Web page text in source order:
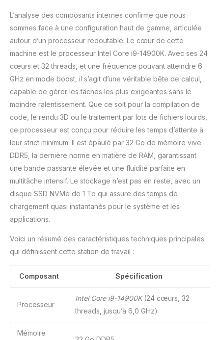
aussi bien pour le bureau
que pour un usage
domestique. Dans nos
systèmes, nous utilisons
composants de qualité
supérieure de fabricants
renommés. Chaque
système est soumis à un
test approfondi avant la
livraison pour garantir sa
fonctionnalité
impeccable.
L’analyse des composants internes confirme que nous
sommes face à une configuration haut de gamme, articulée
autour d’un processeur redoutable. Le cœur de cette
machine est le processeur Intel Core i9-14900K. Avec ses 24
cœurs et 32 threads, et une fréquence pouvant atteindre 6
GHz en mode boost, il s’agit d’une véritable bête de calcul,
capable de gérer les tâches les plus exigeantes sans le
moindre ralentissement. Que ce soit pour la compilation de
code, le rendu 3D ou le traitement par lots de fichiers lourds,
ce processeur est conçu pour réduire les temps d’attente à
leur strict minimum. Il est épaulé par 32 Go de mémoire vive
DDR5, la dernière norme en matière de RAM, garantissant
une bande passante élevée et une fluidité parfaite en
multitâche intensif. Le stockage n’est pas en reste, avec un
disque SSD NVMe de 1 To qui assure des temps de
chargement quasi instantanés pour le système et les
applications.
Voici un résumé des caractéristiques techniques principales
qui définissent cette station de travail :
Composant Spécification
Processeur
Intel Core i9-14900K(24 cœurs, 32
threads, jusqu’à 6,0 GHz)
Mémoire